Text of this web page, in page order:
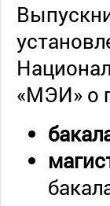
«МЭИ» о